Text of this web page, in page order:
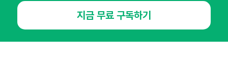
이용약관
instagramthreadkakaotalk
지금 무료 구독하기